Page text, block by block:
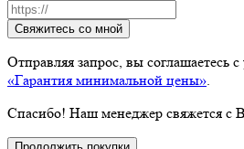
Свяжитесь со мной
Отправляя запрос, вы соглашаетесь
«Гарантия минимальной цены».
Спасибо! Наш менеджер свяжется с